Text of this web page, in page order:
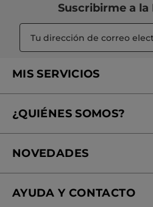
Suscribirme a la
MIS SERVICIOS
Tratamientos de Belleza
Mi club Yves Rocher
¿QUIÉNES SOMOS?
¿Quiénes somos?
Nuestros compromisos
NOVEDADES
Rebajas
AYUDA Y CONTACTO